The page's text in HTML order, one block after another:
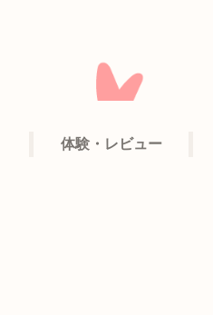
体験・レビュー